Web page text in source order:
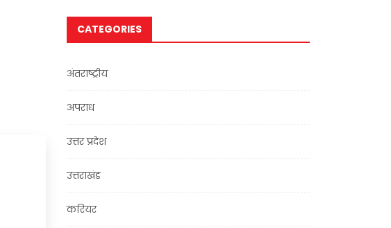
CATEGORIES
अंतराष्ट्रीय
अपराध
उत्तर प्रदेश
उत्तराखंड
करियर